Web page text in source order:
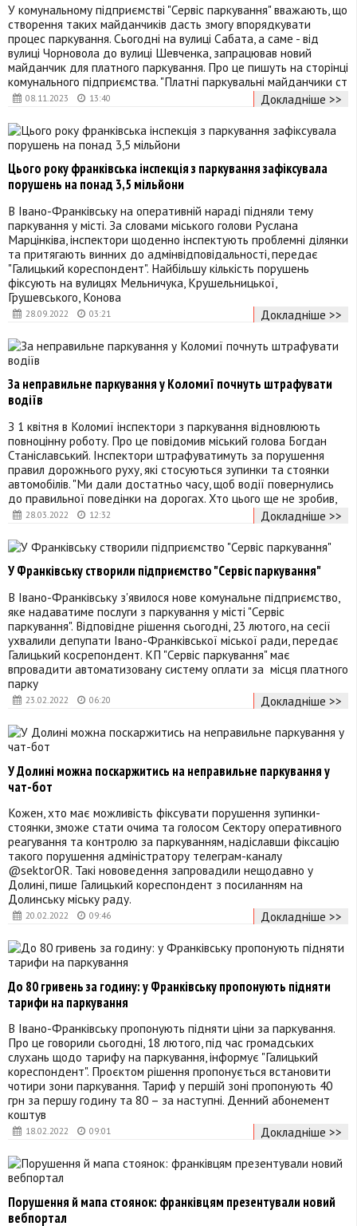
08.11.2023 13:40
У комунальному підприємстві "Сервіс паркування" вважають, що
створення таких майданчиків дасть змогу впорядкувати
процес паркування. Сьогодні на вулиці Сабата, а саме - від
вулиці Чорновола до вулиці Шевченка, запрацював новий
майданчик для платного паркування. Про це пишуть на сторінці
комунального підприємства. "Платні паркувальні майданчики ст
Докладніше >>
28.09.2022 03:21
Цього року франківська інспекція з паркування зафіксувала
порушень на понад 3,5 мільйони
В Івано-Франківську на оперативній нараді підняли тему
паркування у місті. За словами міського голови Руслана
Марцінківа, інспектори щоденно інспектують проблемні ділянки
та притягають винних до адмінвідповідальності, передає
"Галицький кореспондент". Найбільшу кількість порушень
фіксують на вулицях Мельничука, Крушельницької,
Грушевського, Конова
Докладніше >>
28.03.2022 12:32
За неправильне паркування у Коломиї почнуть штрафувати
водіїв
З 1 квітня в Коломиї інспектори з паркування відновлюють
повноцінну роботу. Про це повідомив міський голова Богдан
Станіславський. Інспектори штрафуватимуть за порушення
правил дорожнього руху, які стосуються зупинки та стоянки
автомобілів. "Ми дали достатньо часу, щоб водії повернулись
до правильної поведінки на дорогах. Хто цього ще не зробив,
Докладніше >>
23.02.2022 06:20
У Франківську створили підприємство "Сервіс паркування"
В Івано-Франківську з'явилося нове комунальне підприємство,
яке надаватиме послуги з паркування у місті "Сервіс
паркування". Відповідне рішення сьогодні, 23 лютого, на сесії
ухвалили депупати Івано-Франківської міської ради, передає
Галицький косрепондент. КП "Сервіс паркування" має
впровадити автоматизовану систему оплати за місця платного
парку
Докладніше >>
20.02.2022 09:46
У Долині можна поскаржитись на неправильне паркування у
чат-бот
Кожен, хто має можливість фіксувати порушення зупинки-
стоянки, зможе стати очима та голосом Сектору оперативного
реагування та контролю за паркуванням, надіславши фіксацію
такого порушення адміністратору телеграм-каналу
@sektorOR. Такі нововедення запровадили нещодавно у
Долині, пише Галицький кореспондент з посиланням на
Долинську міську раду.
Докладніше >>
18.02.2022 09:01
До 80 гривень за годину: у Франківську пропонують підняти
тарифи на паркування
В Івано-Франківську пропонують підняти ціни за паркування.
Про це говорили сьогодні, 18 лютого, під час громадських
слухань щодо тарифу на паркування, інформує "Галицький
кореспондент". Проєктом рішення пропонується встановити
чотири зони паркування. Тариф у першій зоні пропонують 40
грн за першу годину та 80 – за наступні. Денний абонемент
коштув
Докладніше >>
Порушення й мапа стоянок: франківцям презентували новий
вебпортал